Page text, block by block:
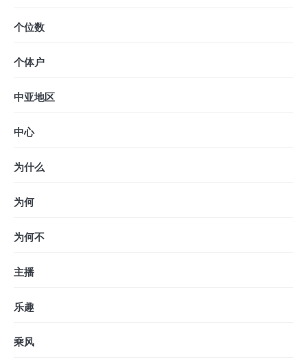
个位数
个体户
中亚地区
中心
为什么
为何
为何不
主播
乐趣
乘风